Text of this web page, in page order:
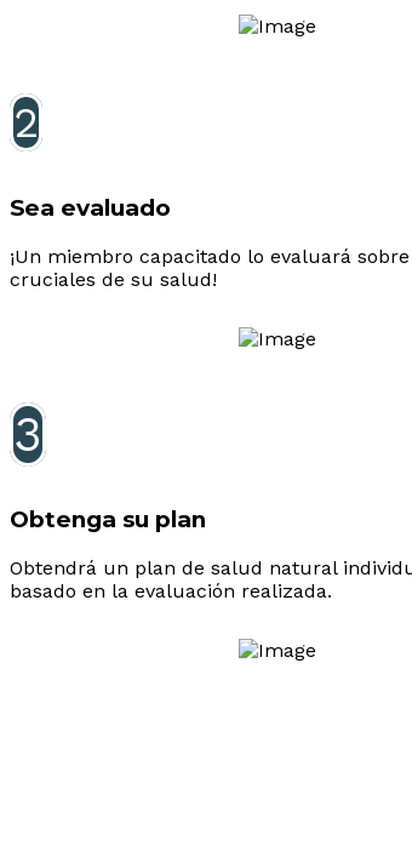
2
Sea evaluado
¡Un miembro capacitado lo evaluará
cruciales de su salud!
3
Obtenga su plan
Obtendrá un plan de salud natural
basado en la evaluación realizada.